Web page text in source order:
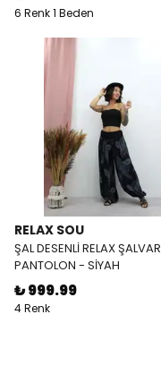
6 Renk 1 Beden
RELAX SOU
ŞAL DESENLİ RELAX ŞALVAR
PANTOLON - SİYAH
₺ 999.99
4 Renk